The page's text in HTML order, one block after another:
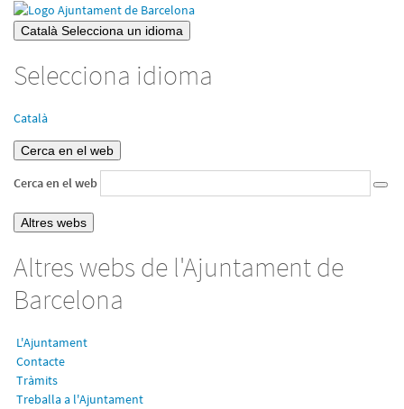
Català Selecciona un idioma
Selecciona idioma
Català
Cerca en el web
Cerca en el web
Altres webs
Altres webs de l'Ajuntament de
Barcelona
L'Ajuntament
Contacte
Tràmits
Treballa a l'Ajuntament